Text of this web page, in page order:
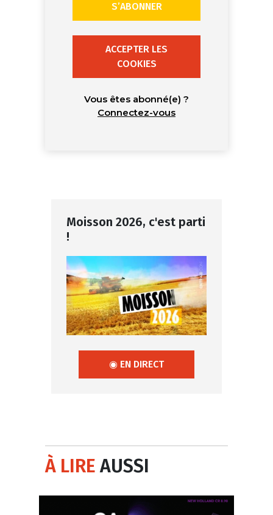
S’ABONNER
ACCEPTER LES
COOKIES
Vous êtes abonné(e) ?
Connectez-vous
Moisson 2026, c'est parti
!
◉ EN DIRECT
À LIREAUSSI